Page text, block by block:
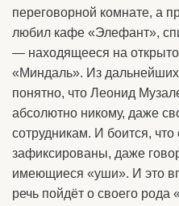
переговорной комнате, а
любил кафе «Элефант»,
— находящееся на
«Миндаль». Из
понятно, что Леонид
абсолютно никому, даже
сотрудникам. И боится, что
зафиксированы, даже
имеющиеся «уши». И это
речь пойдёт о своего рода